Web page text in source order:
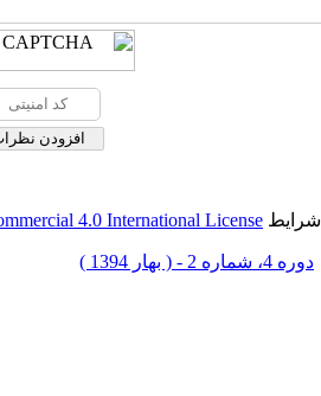
شرایط 4.0 International License
دوره 4، شماره 2 - ( بهار 1394 )